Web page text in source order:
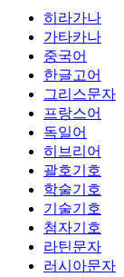
히라가나
가타카나
중국어
한글고어
그리스문자
프랑스어
독일어
히브리어
괄호기호
학술기호
기술기호
첨자기호
라틴문자
러시아문자